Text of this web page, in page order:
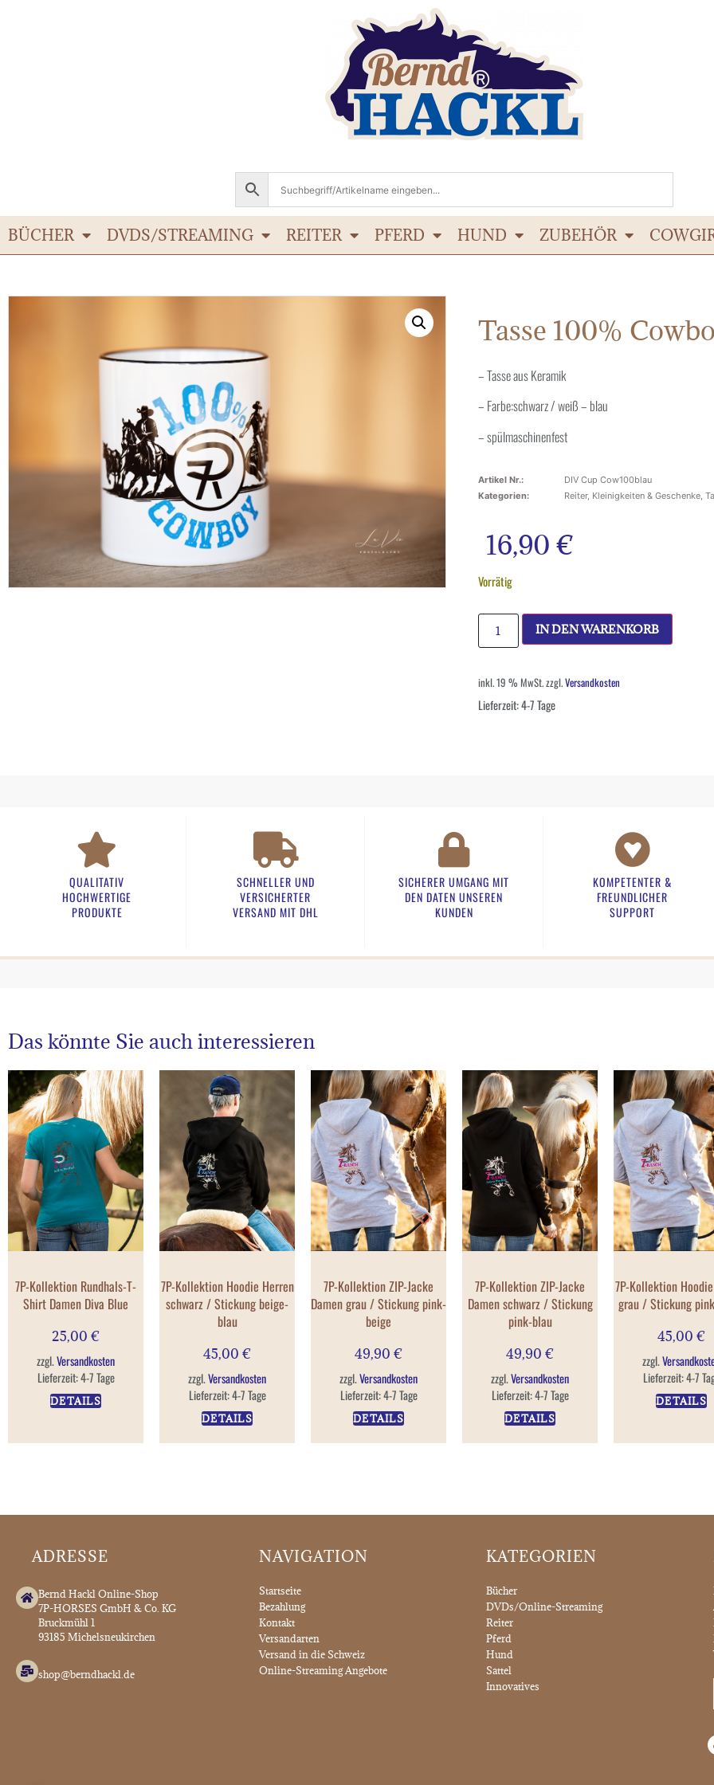
BÜCHER DVDS/STREAMING REITER PFERD HUND ZUBEHÖR
Tasse 100%
– Tasse aus Keramik
– Farbe:schwarz / weiß – blau
– spülmaschinenfest
Artikel Nr.:
DIV Cup Cow100blau
Kategorien:
Reiter, Kleinigkeiten & Geschenke,
16,90 €
Vorrätig
IN DEN WARENKORB
inkl. 19 % MwSt.zzgl.Versandkosten
Lieferzeit:4-7 Tage
QUALITATIV
HOCHWERTIGE
PRODUKTE
SCHNELLER UND
VERSICHERTER
VERSAND MIT DHL
SICHERER UMGANG MIT
DEN DATEN UNSEREN
KUNDEN​
KOMPETENTER &
FREUNDLICHER
SUPPORT​
Das könnte Sie auch interessieren
7P-Kollektion Rundhals-T-
Shirt Damen Diva Blue
25,00 €
zzgl.Versandkosten
Lieferzeit:4-7 Tage
DETAILS
7P-Kollektion Hoodie Herren
schwarz / Stickung beige-
blau
45,00 €
zzgl.Versandkosten
Lieferzeit:4-7 Tage
DETAILS
7P-Kollektion ZIP-Jacke
Damen grau / Stickung pink-
beige
49,90 €
zzgl.Versandkosten
Lieferzeit:4-7 Tage
DETAILS
7P-Kollektion ZIP-Jacke
Damen schwarz / Stickung
pink-blau
49,90 €
zzgl.Versandkosten
Lieferzeit:4-7 Tage
DETAILS
7P-Kollektion
grau / Stickung
45,00 €
zzgl.
Lieferzeit:4-7
DETAILS
ADRESSE
Bernd Hackl Online-Shop
7P-HORSES GmbH & Co. KG
Bruckmühl 1
93185 Michelsneukirchen
shop@berndhackl.de
NAVIGATION
Startseite
Bezahlung
Kontakt
Versandarten
Versand in die Schweiz
Online-Streaming Angebote
KATEGORIEN
Bücher
DVDs/Online-Streaming
Reiter
Pferd
Hund
Sattel
Innovatives